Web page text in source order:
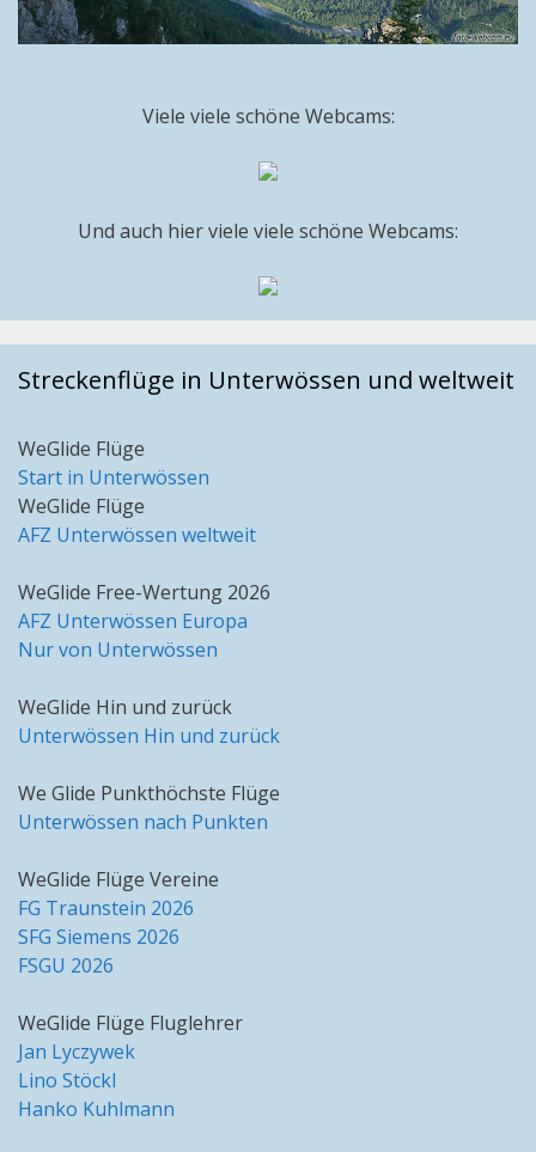
Viele viele schöne Webcams:
Und auch hier viele viele schöne Webcams:
Streckenflüge in Unterwössen und weltweit
WeGlide Flüge
Start in Unterwössen
WeGlide Flüge
AFZ Unterwössen weltweit
WeGlide Free-Wertung 2026
AFZ Unterwössen Europa
Nur von Unterwössen
WeGlide Hin und zurück
Unterwössen Hin und zurück
We Glide Punkthöchste Flüge
Unterwössen nach Punkten
WeGlide Flüge Vereine
FG Traunstein 2026
SFG Siemens 2026
FSGU 2026
WeGlide Flüge Fluglehrer
Jan Lyczywek
Lino Stöckl
Hanko Kuhlmann